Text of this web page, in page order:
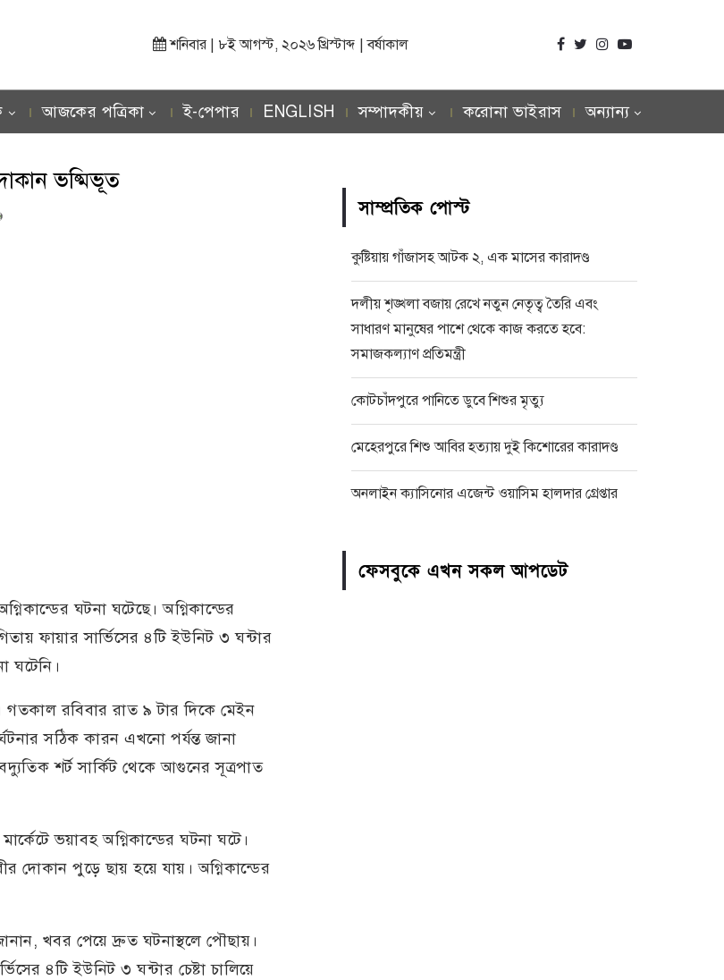
শনিবার | ৮ই আগস্ট, ২০২৬ খ্রিস্টাব্দ | বর্ষাকাল
আজকের পত্রিকা ই-পেপার ENGLISH সম্পাদকীয় করোনা ভাইরাস অন্যান্য
ভষ্মিভূত
ঘটনা ঘটেছে। অগ্নিকান্ডের
ফায়ার সার্ভিসের ৪টি ইউনিট ৩ ঘন্টার
ঘটেনি।
রবিবার রাত ৯ টার দিকে মেইন
সঠিক কারন এখনো পর্যন্ত জানা
শর্ট সার্কিট থেকে আগুনের সূত্রপাত
ভয়াবহ অগ্নিকান্ডের ঘটনা ঘটে।
দোকান পুড়ে ছায় হয়ে যায়। অগ্নিকান্ডের
খবর পেয়ে দ্রুত ঘটনাস্থলে পৌছায়।
৪টি ইউনিট ৩ ঘন্টার চেষ্টা চালিয়ে
সাম্প্রতিক পোস্ট
কুষ্টিয়ায় গাঁজাসহ আটক ২, এক মাসের কারাদণ্ড
দলীয় শৃঙ্খলা বজায় রেখে নতুন নেতৃত্ব তৈরি এবং
সাধারণ মানুষের পাশে থেকে কাজ করতে হবে:
সমাজকল্যাণ প্রতিমন্ত্রী
কোটচাঁদপুরে পানিতে ডুবে শিশুর মৃত্যু
মেহেরপুরে শিশু আবির হত্যায় দুই কিশোরের কারাদণ্ড
অনলাইন ক্যাসিনোর এজেন্ট ওয়াসিম হালদার গ্রেপ্তার
ফেসবুকে এখন সকল আপডেট